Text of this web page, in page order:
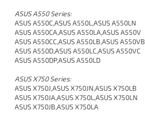
ASUS A550 Series:
ASUS A550C,ASUS A550L,ASUS A550LN
ASUS A550CA,ASUS A550LA,ASUS A550V
ASUS A550CC,ASUS A550LB,ASUS A550VB
ASUS A550D,ASUS A550LC,ASUS A550VC
ASUS A550DP,ASUS A550LD
ASUS X750 Series:
ASUS X750J,ASUS X750JN,ASUS X750LB
ASUS X750JA,ASUS X750L,ASUS X750LN
ASUS X750JB,ASUS X750LA